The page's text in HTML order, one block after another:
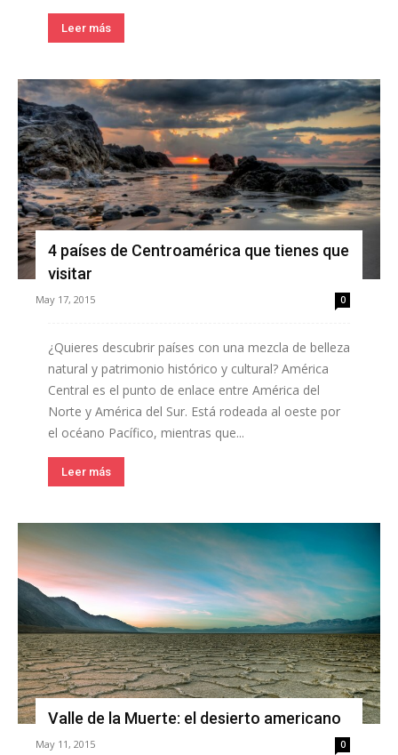
Leer más
4 países de Centroamérica que tienes que
visitar
May 17, 2015 0
¿Quieres descubrir países con una mezcla de belleza
natural y patrimonio histórico y cultural? América
Central es el punto de enlace entre América del
Norte y América del Sur. Está rodeada al oeste por
el océano Pacífico, mientras que...
Leer más
Valle de la Muerte: el desierto americano
May 11, 2015 0